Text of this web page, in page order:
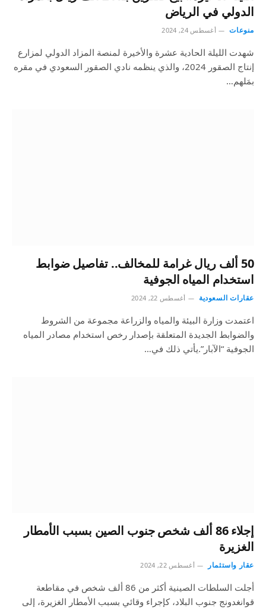
الدولي في الرياض
منوعات أغسطس 24, 2024
شهدت الليلة الحادية عشرة والأخيرة لمنصة المزاد الدولي لمزارع
إنتاج الصقور 2024، والذي ينظمه نادي الصقور السعودي في مقره
بمَلهم…
50 ألف ريال غرامة للمخالف.. تفاصيل ضوابط
استخدام المياه الجوفية
عقارات السعودية أغسطس 22, 2024
اعتمدت وزارة البيئة والمياه والزراعة مجموعة من الشروط
والضوابط الجديدة المتعلقة بإصدار رخص استخدام مصادر المياه
الجوفية “الآبار”.يأتي ذلك في…
إجلاء 86 ألف شخص جنوب الصين بسبب الأمطار
الغزيرة
عقار واستثمار أغسطس 22, 2024
أجلت السلطات الصينية أكثر من 86 ألف شخص في مقاطعة
قوانغدونج جنوب البلاد، كإجراء وقائي بسبب الأمطار الغزيرة، إلى